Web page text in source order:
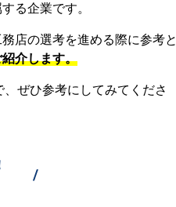
る企業です。
店の選考を進める際に参考と
介します。
ぜひ参考にしてみてくださ
/